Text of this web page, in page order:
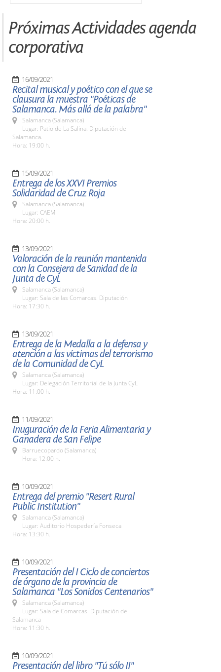
Próximas Actividades agenda
corporativa
16/09/2021
Recital musical y poético con el que se
clausura la muestra "Poéticas de
Salamanca. Más allá de la palabra"
Salamanca (Salamanca)
Lugar: Patio de La Salina. Diputación de
Salamanca.
Hora: 19:00 h.
15/09/2021
Entrega de los XXVI Premios
Solidaridad de Cruz Roja
Salamanca (Salamanca)
Lugar: CAEM
Hora: 20:00 h.
13/09/2021
Valoración de la reunión mantenida
con la Consejera de Sanidad de la
Junta de CyL
Salamanca (Salamanca)
Lugar: Sala de las Comarcas. Diputación
Hora: 17:30 h.
13/09/2021
Entrega de la Medalla a la defensa y
atención a las víctimas del terrorismo
de la Comunidad de CyL
Salamanca (Salamanca)
Lugar: Delegación Territorial de la Junta CyL
Hora: 11:00 h.
11/09/2021
Inuguración de la Feria Alimentaria y
Ganadera de San Felipe
Barruecopardo (Salamanca)
Hora: 12:00 h.
10/09/2021
Entrega del premio "Resert Rural
Public Institution"
Salamanca (Salamanca)
Lugar: Auditorio Hospedería Fonseca
Hora: 13:30 h.
10/09/2021
Presentación del I Ciclo de conciertos
de órgano de la provincia de
Salamanca "Los Sonidos Centenarios"
Salamanca (Salamanca)
Lugar: Sala de Comarcas. Diputación de
Salamanca
Hora: 11:30 h.
10/09/2021
Presentación del libro "Tú sólo II"